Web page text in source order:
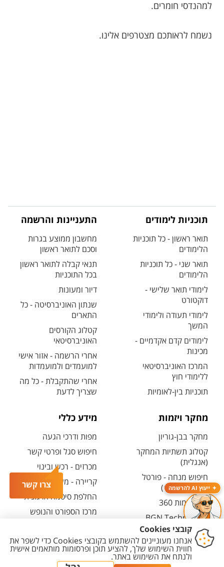
צרו קשר ייעוץ AI להרשמה
למהנדסי חומרים.
נשמח לראותכם מצטרפים אלינו.
תוכניות לימודים
תואר ראשון - כל תוכניות
הלימודים
תואר שני - כל תוכניות
הלימודים
לימודי תואר שלישי -
דוקטורט
לימודי תעודה ולימודי
המשך
לימודים קדם אקדמיים -
מכינות
המרכז האוניברסיטאי
ללימודי חוץ
תוכניות בין-לאומיות
התעניינות והרשמה
מחשבון ממוצע בגרות
וסכם לתואר ראשון
תנאי קבלה לתואר ראשון
בכל התוכניות
דיור ומעונות
שנתון האוניברסיטה - כל
התארים
קטלוג הקורסים
האוניברסיטאי
אחרי הרשמה - אזור אישי
למועמדים ולמועמדות
אחרי שהתקבלת - כל מה
שצריך לדעת
מחקר ויזמות
מחקר בבן-גוריון
קטלוג תשתיות המחקר
(אנגלית)
חיפוש מנחה - פורטל
המחקר (CRIS)
מרכז יזמות 360
BGN Technology
Transfer
פארק ההייטק
משרות אקדמיות
מידע כללי
מפות ודרכי הגעה
חיפוש סגל ופרטי קשר
מכרזים - רכש ובינוי
קריירה - משרות פתוחות
החלפת סיסמה ארגונית
מרכז הספורט והנופש
חירום